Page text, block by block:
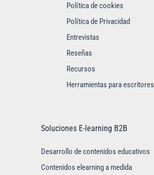
Política de cookies
Política de Privacidad
Entrevistas
Reseñas
Recursos
Herramientas para escritores
Soluciones E-learning B2B
Desarrollo de contenidos educativos
Contenidos elearning a medida